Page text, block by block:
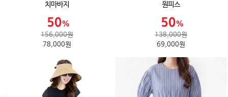
치마바지
156,000원
78,000원
원피스
138,000원
69,000원